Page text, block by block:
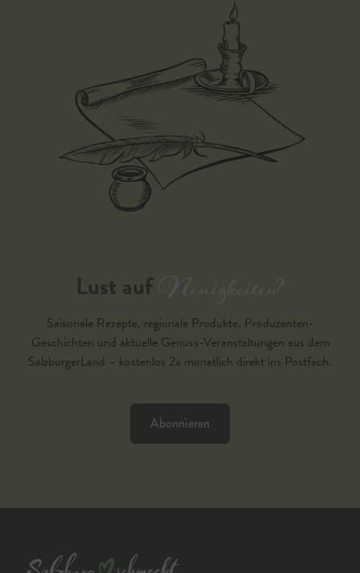
Lust aufNeuigkeiten?
Saisonale Rezepte, regionale Produkte, Produzenten-
Geschichten und aktuelle Genuss-Veranstaltungen aus dem
SalzburgerLand – kostenlos 2x monatlich direkt ins Postfach.
Abonnieren